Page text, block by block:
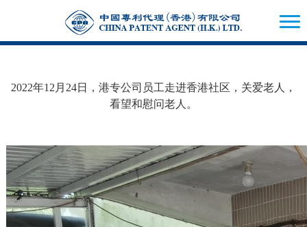
2022年12月24日，港专公司员工走进香港社区，关爱老人，
看望和慰问老人。